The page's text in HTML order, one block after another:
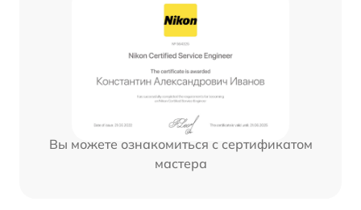
Вы можете ознакомиться с сертификатом
мастера